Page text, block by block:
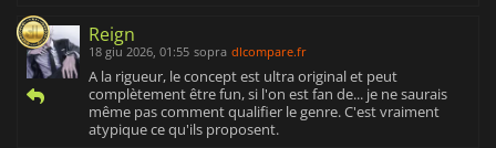
Reign
18 giu 2026, 01:55 sopra dlcompare.fr
A la rigueur, le concept est ultra original et peut
complètement être fun, si l'on est fan de... je ne saurais
même pas comment qualifier le genre. C'est vraiment
atypique ce qu'ils proposent.